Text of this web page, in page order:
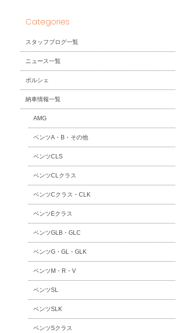
Categories
スタッフブログ一覧
ニュース一覧
ポルシェ
納車情報一覧
AMG
ベンツA・B・その他
ベンツCLS
ベンツCLクラス
ベンツCクラス・CLK
ベンツEクラス
ベンツGLB・GLC
ベンツG・GL・GLK
ベンツM・R・V
ベンツSL
ベンツSLK
ベンツSクラス